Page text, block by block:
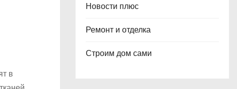
в
Новости плюс
Ремонт и отделка
Строим дом сами